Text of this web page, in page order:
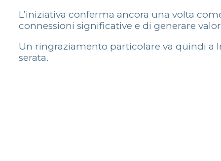
L’iniziativa conferma ancora una volta
connessioni significative e di generare
Un ringraziamento particolare va quindi a
serata.